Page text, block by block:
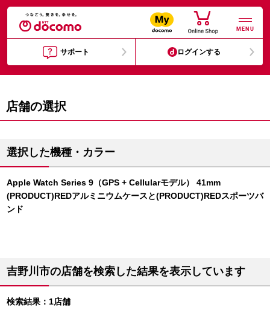
MENU
サポート ログインする
店舗の選択
選択した機種・カラー
Apple Watch Series 9（GPS + Cellularモデル） 41mm
(PRODUCT)REDアルミニウムケースと(PRODUCT)REDスポーツバ
ンド
吉野川市の店舗を検索した結果を表示しています
検索結果：1店舗